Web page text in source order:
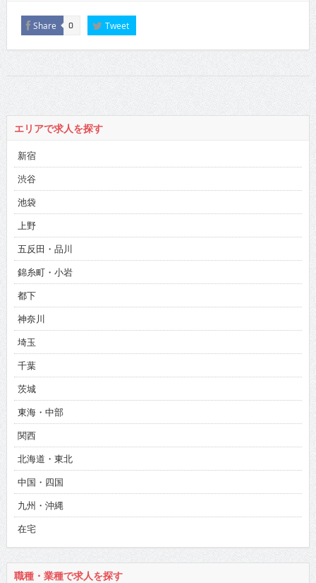
Share 0 Tweet
エリアで求人を探す
新宿
渋谷
池袋
上野
五反田・品川
錦糸町・小岩
都下
神奈川
埼玉
千葉
茨城
東海・中部
関西
北海道・東北
中国・四国
九州・沖縄
在宅
職種・業種で求人を探す